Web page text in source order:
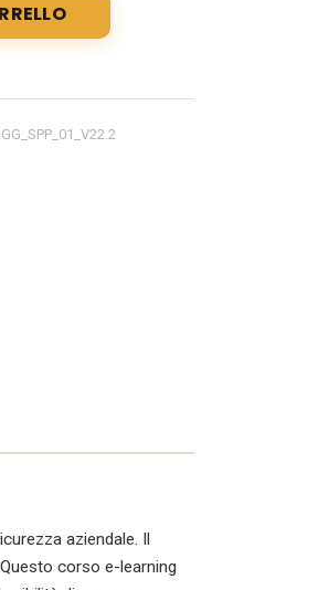
aziendale. Il
corso e-learning